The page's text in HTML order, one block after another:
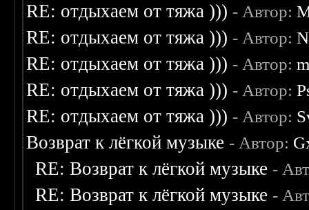
RE: отдыхаем от тяжа ))) - Автор:
RE: отдыхаем от тяжа ))) - Автор:
RE: отдыхаем от тяжа ))) - Автор:
RE: отдыхаем от тяжа ))) - Автор:
RE: отдыхаем от тяжа ))) - Автор:
Возврат к лёгкой музыке - Автор:
RE: Возврат к лёгкой музыке -
RE: Возврат к лёгкой музыке -